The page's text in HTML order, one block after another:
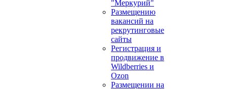
"Меркурий"
Размещению
вакансий на
рекрутинговые
сайты
Регистрация и
продвижение в
Wildberries и
Ozon
Размещении на